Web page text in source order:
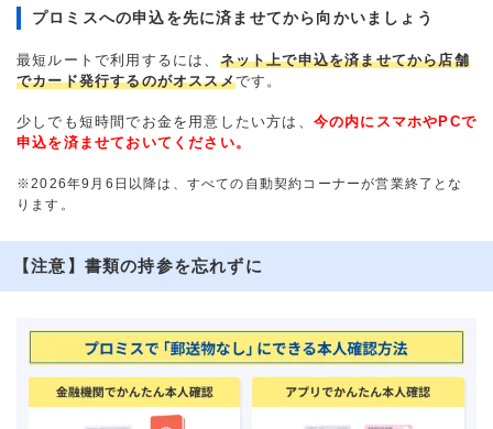
プロミスへの申込を先に済ませてから向かいましょう
最短ルートで利用するには、 ネット上で申込を済ませてから店舗
でカード発行するのがオススメです。
少しでも短時間でお金を用意したい方は、 今の内にスマホやPCで
申込を済ませておいてください。
※2026年9月6日以降は、すべての自動契約コーナーが営業終了とな
ります。
【注意】書類の持参を忘れずに